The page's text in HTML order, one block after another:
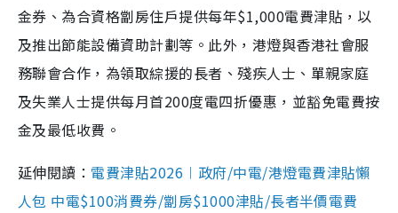
金券、為合資格劏房住戶提供每年$1,000電費津貼，以
及推出節能設備資助計劃等。此外，港燈與香港社會服
務聯會合作，為領取綜援的長者、殘疾人士、單親家庭
及失業人士提供每月首200度電四折優惠，並豁免電費按
金及最低收費。
延伸閱讀： 電費津貼2026︱政府/中電/港燈電費津貼懶
人包 中電$100消費券/劏房$1000津貼/長者半價電費